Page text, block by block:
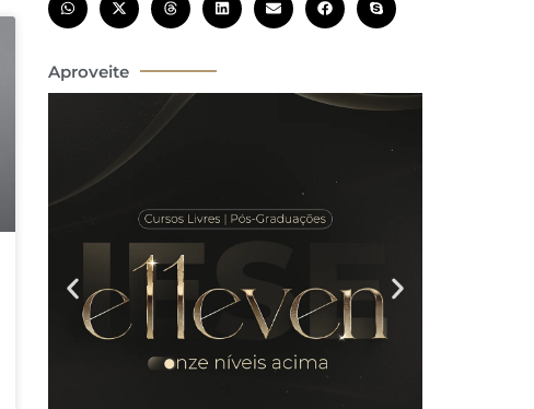
Aproveite